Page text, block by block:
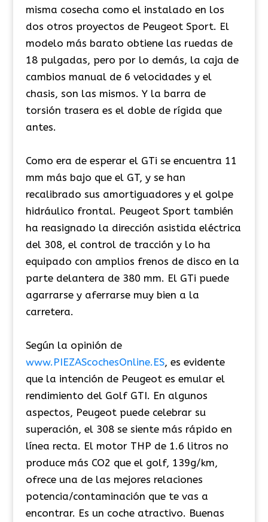
misma cosecha como el instalado en los
dos otros proyectos de Peugeot Sport. El
modelo más barato obtiene las ruedas de
18 pulgadas, pero por lo demás, la caja de
cambios manual de 6 velocidades y el
chasis, son las mismos. Y la barra de
torsión trasera es el doble de rígida que
antes.
Como era de esperar el GTi se encuentra 11
mm más bajo que el GT, y se han
recalibrado sus amortiguadores y el golpe
hidráulico frontal. Peugeot Sport también
ha reasignado la dirección asistida eléctrica
del 308, el control de tracción y lo ha
equipado con amplios frenos de disco en la
parte delantera de 380 mm. El GTi puede
agarrarse y aferrarse muy bien a la
carretera.
Según la opinión de
www.PIEZAScochesOnline.ES, es evidente
que la intención de Peugeot es emular el
rendimiento del Golf GTI. En algunos
aspectos, Peugeot puede celebrar su
superación, el 308 se siente más rápido en
línea recta. El motor THP de 1.6 litros no
produce más CO2 que el golf, 139g/km,
ofrece una de las mejores relaciones
potencia/contaminación que te vas a
encontrar. Es un coche atractivo. Buenas